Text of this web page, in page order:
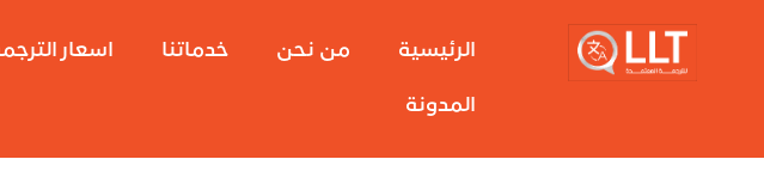
الرئيسية من نحن خدماتنا اسعار
المدونة